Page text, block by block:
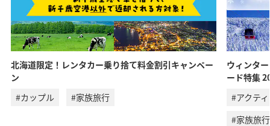
北海道限定！レンタカー乗り捨て料金割引キャンペー
ン
#カップル
#家族旅行
ウィンタ
ード特集
#アクテ
#家族旅行